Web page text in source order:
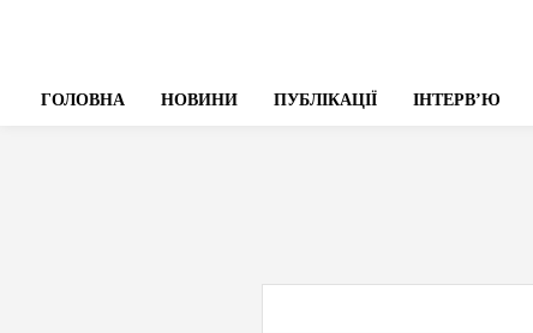
ГОЛОВНА НОВИНИ ПУБЛІКАЦІЇ ІНТЕРВʼЮ